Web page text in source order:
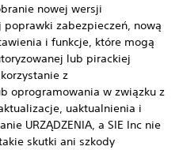
nowej wersji
zabezpieczeń, nową
i funkcje, które mogą
lub pirackiej
z
oprogramowania w związku z
uaktualnienia i
URZĄDZENIA, a SIE Inc nie
skutki ani szkody